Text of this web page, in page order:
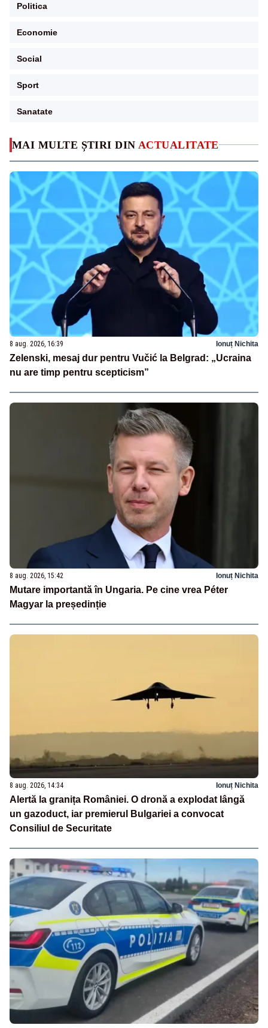
MAI MULTE ȘTIRI DIN ACTUALITATE
8 aug. 2026, 16:39 Ionuț Nichita
Zelenski, mesaj dur pentru Vučić la Belgrad: „Ucraina
nu are timp pentru scepticism”
8 aug. 2026, 15:42 Ionuț Nichita
Mutare importantă în Ungaria. Pe cine vrea Péter
Magyar la președinție
8 aug. 2026, 14:34 Ionuț Nichita
Alertă la granița României. O dronă a explodat lângă
un gazoduct, iar premierul Bulgariei a convocat
Consiliul de Securitate
Politica
Economie
Social
Sport
Sanatate